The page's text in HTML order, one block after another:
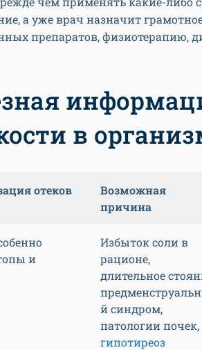
а уже врач назначит
препаратов, физиотерапию,
в
отеков
Возможная
причина
и
Избыток соли в
рационе,
длительное
й синдром,
патологии почек,
гипотиреоз